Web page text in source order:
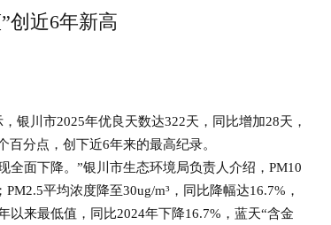
创近6年新高
川市2025年优良天数达322天，同比增加28天，
分点，创下近6年来的最高纪录。
面下降。”银川市生态环境局负责人介绍，PM10
平均浓度降至30ug/m³，同比降幅达16.7%，
以来最低值，同比2024年下降16.7%，蓝天“含金